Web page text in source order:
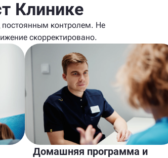
Клинике
контролем. Не
скорректировано.
Домашняя программа и